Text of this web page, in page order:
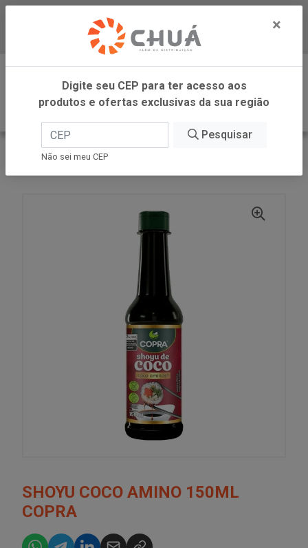
Baixe já nosso APP
0
INÍCIO
COPRA ALIMENTOS
SHOYU COCO AMINO 150ML
COPRA
×
Digite seu CEP para ter acesso aos
produtos e ofertas exclusivas da sua região
Pesquisar
Não sei meu CEP